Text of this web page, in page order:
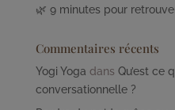
🌿 9 minutes pour
Commentaires récents
Yogi Yoga dans Qu’est ce
conversationnelle ?